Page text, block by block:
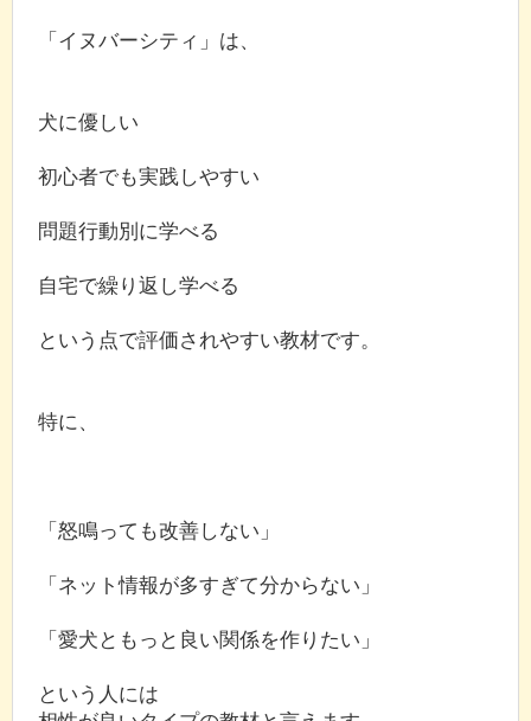
「イヌバーシティ」は、
犬に優しい
初心者でも実践しやすい
問題行動別に学べる
自宅で繰り返し学べる
という点で評価されやすい教材です。
特に、
「怒鳴っても改善しない」
「ネット情報が多すぎて分からない」
「愛犬ともっと良い関係を作りたい」
という人には